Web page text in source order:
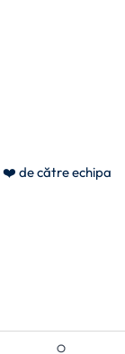
❤️ de către echipa